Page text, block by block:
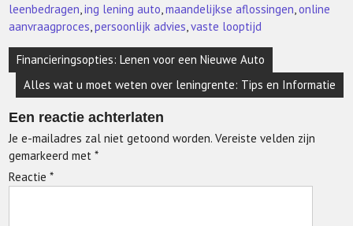
leenbedragen,ing lening auto,maandelijkse aflossingen,online
aanvraagproces,persoonlijk advies,vaste looptijd
Berichtnavigatie
Financieringsopties: Lenen voor een Nieuwe Auto
Alles wat u moet weten over leningrente: Tips en Informatie
Een reactie achterlaten
Je e-mailadres zal niet getoond worden. Vereiste velden zijn
gemarkeerd met*
Reactie*